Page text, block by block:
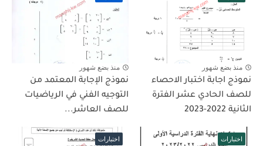
منذ بضع شهور
نموذج اجابة اختبار الاحصاء
للصف الحادي عشر الفترة
الثانية 2022-2023
منذ بضع شهور
نموذج الإجابة المعتمد من
التوجيه الفني في الرياضيات
للصف العاشر...
اختبارات اختبارات